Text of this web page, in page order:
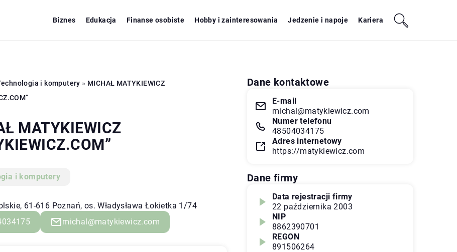
Biznes Edukacja Finanse osobiste Hobby i zainteresowania Jedzenie i napoje Kariera
i komputery » MICHAŁ MATYKIEWICZ
MATYKIEWICZ
i komputery
61-616 Poznań, os. Władysława Łokietka 1/74
michal@matykiewicz.com
Dane kontaktowe
E-mail
michal@matykiewicz.com
Numer telefonu
48504034175
Adres internetowy
https://matykiewicz.com
Dane firmy
Data rejestracji firmy
22 października 2003
NIP
8862390701
REGON
891506264